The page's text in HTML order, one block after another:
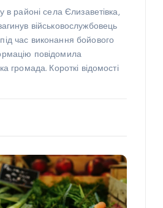
в районі села Єлизаветівка,
військовослужбовець
час виконання бойового
повідомила
громада. Короткі відомості